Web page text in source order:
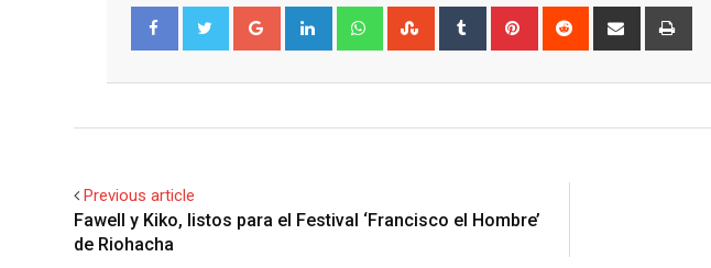
Google+ LinkedIn WhatsappStumbleUpon
Tumblr Pinterest Reddit
Share
Previous article
Fawell y Kiko, listos para el Festival ‘Francisco el Hombre’
de Riohacha